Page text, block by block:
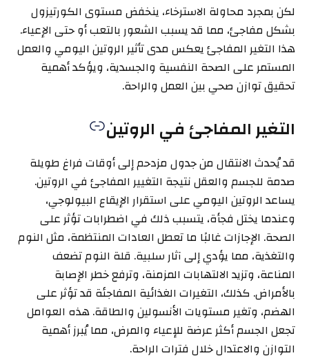
لكن بمجرد محاولة الاسترخاء، ينخفض مستوى الكورتيزول
بشكل مفاجئ، مما قد يسبب الشعور بالتعب أو حتى الإعياء.
هذا التغير المفاجئ يعكس مدى تأثير الروتين اليومي والعمل
المستمر على الصحة النفسية والجسدية، ويؤكد أهمية
تحقيق توازن صحي بين العمل والراحة.
التغير المفاجئ في الروتين
قد يُحدث الانتقال من جدول مزدحم إلى أوقات فراغ طويلة
صدمة للجسم والعقل نتيجة التغيير المفاجئ في الروتين.
يساعد الروتين اليومي على استقرار الإيقاع البيولوجي،
وعندما يختل فجأة، يتسبب ذلك في اضطرابات تؤثر على
الصحة. الإجازات غالبًا ما تعطل العادات المنتظمة، مثل النوم
والتغذية، مما يؤدي إلى آثار سلبية. قلة النوم تضعف
المناعة، وتزيد الالتهابات المزمنة، وترفع خطر الإصابة
بالأمراض. كذلك، التغيرات الغذائية المفاجئة قد تؤثر على
الهضم، وتغير مستويات الأنسولين والطاقة. هذه العوامل
تجعل الجسم أكثر عرضة للإعياء والمرض، مما يُبرز أهمية
التوازن والاعتدال خلال فترات الراحة.